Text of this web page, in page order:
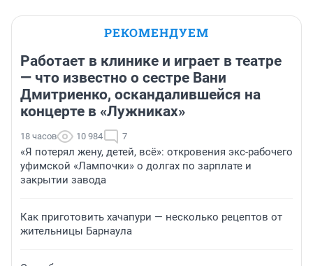
РЕКОМЕНДУЕМ
Работает в клинике и играет в театре
— что известно о сестре Вани
Дмитриенко, оскандалившейся на
концерте в «Лужниках»
18 часов 10 984 7
«Я потерял жену, детей, всё»: откровения экс-рабочего
уфимской «Лампочки» о долгах по зарплате и
закрытии завода
Как приготовить хачапури — несколько рецептов от
жительницы Барнаула